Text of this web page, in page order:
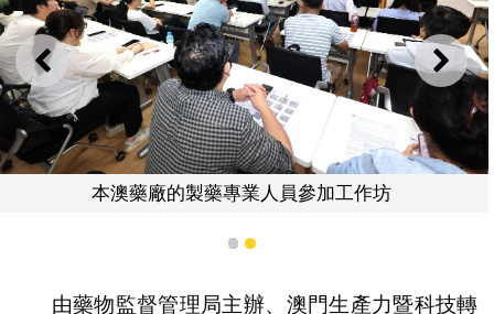
上一則 下一
本澳藥廠的製藥專業人員參加工作坊
1 2
由藥物監督管理局主辦、澳門生產力暨科技轉